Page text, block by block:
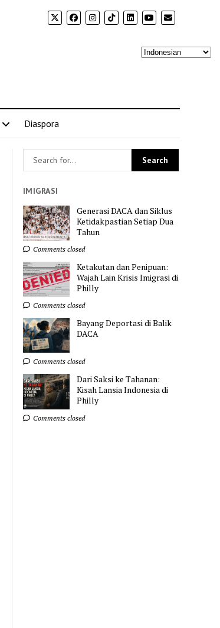
Diaspora
IMIGRASI
Generasi DACA dan Siklus
Ketidakpastian Setiap Dua
Tahun
Comments closed
Ketakutan dan Penipuan:
Wajah Lain Krisis Imigrasi di
Philly
Comments closed
Bayang Deportasi di Balik
DACA
Comments closed
Dari Saksi ke Tahanan:
Kisah Lansia Indonesia di
Philly
Comments closed